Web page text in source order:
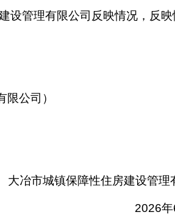
设管理有限公司 反映情况，反
限公司 ）
大冶市城镇保障性住房建设管理
2026